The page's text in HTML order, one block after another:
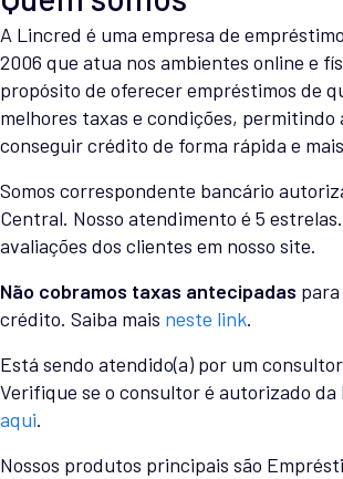
A Lincred é uma empresa de
2006 que atua nos ambientes online e
propósito de oferecer empréstimos de
melhores taxas e condições, permitindo
conseguir crédito de forma rápida e
Somos correspondente bancário
Central. Nosso atendimento é 5
avaliações dos clientes em nosso site.
Não cobramos taxas antecipadas
crédito. Saiba mais neste link.
Está sendo atendido(a) por um
Verifique se o consultor é autorizado da
aqui.
Nossos produtos principais são